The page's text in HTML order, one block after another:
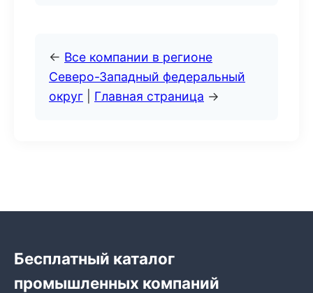
← Все компании в регионе
Северо-Западный федеральный
округ
Главная страница →
Бесплатный каталог
промышленных компаний